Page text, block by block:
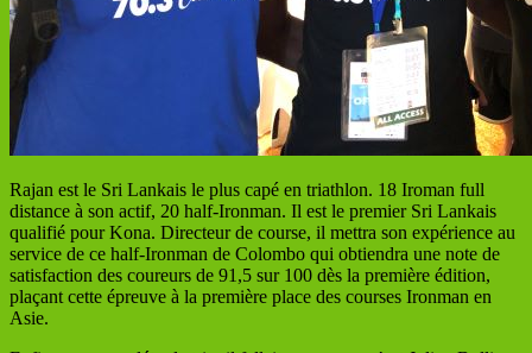
Rajan est le Sri Lankais le plus capé en triathlon. 18 Iroman full
distance à son actif, 20 half-Ironman. Il est le premier Sri Lankais
qualifié pour Kona. Directeur de course, il mettra son expérience au
service de ce half-Ironman de Colombo qui obtiendra une note de
satisfaction des coureurs de 91,5 sur 100 dès la première édition,
plaçant cette épreuve à la première place des courses Ironman en
Asie.